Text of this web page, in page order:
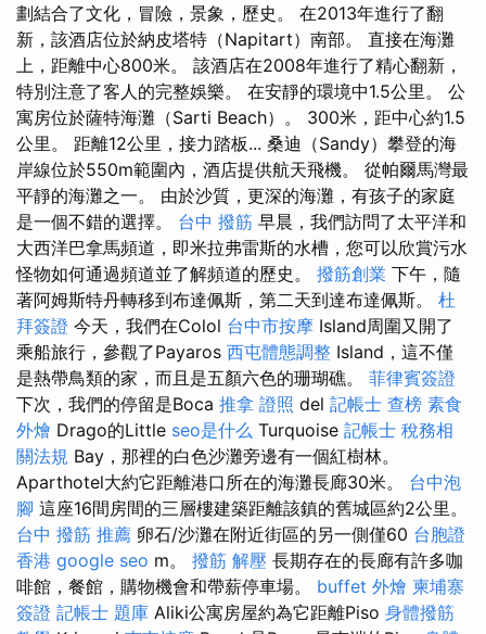
劃結合了文化，冒險，景象，歷史。 在2013年進行了翻
新，該酒店位於納皮塔特（Napitart）南部。 直接在海灘
上，距離中心800米。 該酒店在2008年進行了精心翻新，
特別注意了客人的完整娛樂。 在安靜的環境中1.5公里。 公
寓房位於薩特海灘（Sarti Beach）。 300米，距中心約1.5
公里。 距離12公里，接力踏板... 桑迪（Sandy）攀登的海
岸線位於550m範圍內，酒店提供航天飛機。 從帕爾馬灣最
平靜的海灘之一。 由於沙質，更深的海灘，有孩子的家庭
是一個不錯的選擇。 台中 撥筋 早晨，我們訪問了太平洋和
大西洋巴拿馬頻道，即米拉弗雷斯的水槽，您可以欣賞污水
怪物如何通過頻道並了解頻道的歷史。 撥筋創業 下午，隨
著阿姆斯特丹轉移到布達佩斯，第二天到達布達佩斯。 杜
拜簽證 今天，我們在Colol 台中市按摩 Island周圍又開了
乘船旅行，參觀了Payaros 西屯體態調整 Island，這不僅
是熱帶鳥類的家，而且是五顏六色的珊瑚礁。 菲律賓簽證
下次，我們的停留是Boca 推拿 證照 del 記帳士 查榜 素食
外燴 Drago的Little seo是什么 Turquoise 記帳士 稅務相
關法規 Bay，那裡的白色沙灘旁邊有一個紅樹林。
Aparthotel大約它距離港口所在的海灘長廊30米。 台中泡
腳 這座16間房間的三層樓建築距離該鎮的舊城區約2公里。
台中 撥筋 推薦 卵石/沙灘在附近街區的另一側僅60 台胞證
香港 google seo m。 撥筋 解壓 長期存在的長廊有許多咖
啡館，餐館，購物機會和帶薪停車場。 buffet 外燴 柬埔寨
簽證 記帳士 題庫 Aliki公寓房屋約為它距離Piso 身體撥筋